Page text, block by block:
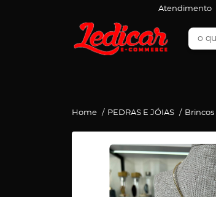
Atendimento
Home PEDRAS E JÓIAS Brincos